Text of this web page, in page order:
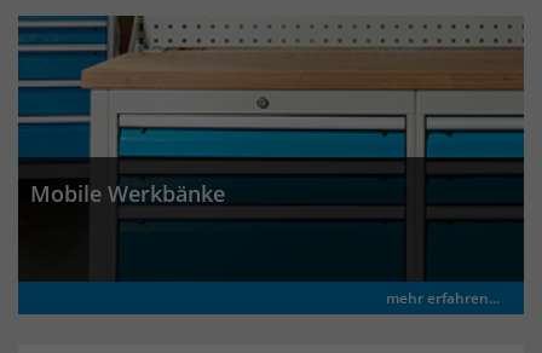
Mobile Werkbänke
mehr erfahren...
demTest wieder gelöscht.